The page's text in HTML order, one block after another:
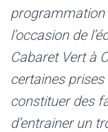
programmation
l’occasion de
Cabaret Vert à
certaines
constituer des
d’entrainer un